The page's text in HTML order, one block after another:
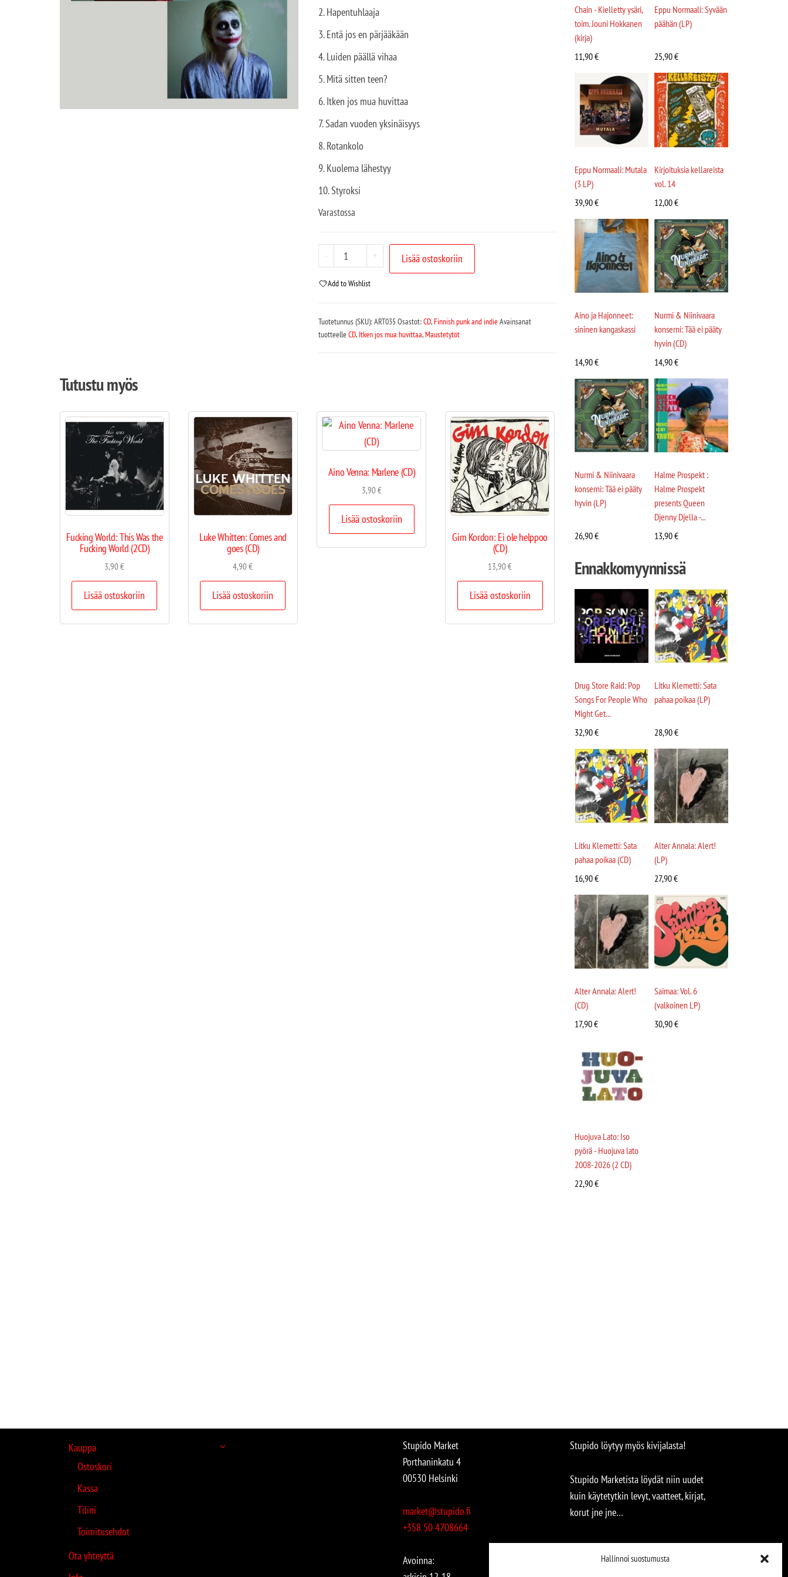
Hallinnoi suostumusta
2. Hapentuhlaaja
3. Entä jos en pärjääkään
4. Luiden päällä vihaa
5. Mitä sitten teen?
6. Itken jos mua huvittaa
7. Sadan vuoden yksinäisyys
8. Rotankolo
9. Kuolema lähestyy
10. Styroksi
Varastossa
- + Lisää ostoskoriin
Add to Wishlist
Tuotetunnus (SKU):ART035Osastot:CD,Finnish punk and indieAvainsanat
tuotteelleCD, Itken jos mua huvittaa,Maustetytöt
Tutustu myös
Fucking World: This Was the
Fucking World (2CD)
3,90€
Lisää ostoskoriin
Luke Whitten: Comes and
goes (CD)
4,90€
Lisää ostoskoriin
Aino Venna: Marlene (CD)
3,90€
Lisää ostoskoriin
Gim Kordon: Ei ole helppoo
(CD)
13,90€
Lisää ostoskoriin
Chain - Kielletty ysäri,
toim. Jouni Hokkanen
(kirja)
11,90€
Eppu Normaali: Syvään
päähän (LP)
25,90€
Eppu Normaali: Mutala
(3 LP)
39,90€
Kirjoituksia kellareista
vol. 14
12,00€
Aino ja Hajonneet:
sininen kangaskassi
14,90€
Nurmi & Niinivaara
konserni: Tää ei pääty
hyvin (CD)
14,90€
Nurmi & Niinivaara
konserni: Tää ei pääty
hyvin (LP)
26,90€
Halme Prospekt :
Halme Prospekt
presents Queen
Djenny Djella -...
13,90€
Ennakkomyynnissä
Drug Store Raid: Pop
Songs For People Who
Might Get...
32,90€
Litku Klemetti: Sata
pahaa poikaa (LP)
28,90€
Litku Klemetti: Sata
pahaa poikaa (CD)
16,90€
Alter Annala: Alert!
(LP)
27,90€
Alter Annala: Alert!
(CD)
17,90€
Saimaa: Vol. 6
(valkoinen LP)
30,90€
Huojuva Lato: Iso
pyörä - Huojuva lato
2008-2026 (2 CD)
22,90€
Kauppa
Ostoskori
Kassa
Tilini
Toimitusehdot
Ota yhteyttä
Stupido Market
Porthaninkatu 4
00530 Helsinki
market@stupido.fi
+358 50 4708664
Avoinna:
Stupido löytyy myös kivijalasta!
Stupido Marketista löydät niin uudet
kuin käytetytkin levyt, vaatteet, kirjat,
korut jne jne…